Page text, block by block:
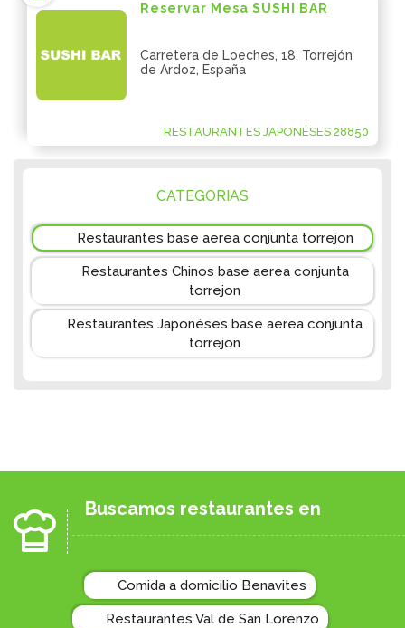
Reservar Mesa SUSHI BAR
Carretera de Loeches, 18, Torrejón
de Ardoz, España
RESTAURANTES JAPONÉSES 28850
CATEGORIAS
Restaurantes base aerea conjunta torrejon
Restaurantes Chinos base aerea conjunta
torrejon
Restaurantes Japonéses base aerea conjunta
torrejon
Buscamos restaurantes en
Comida a domicilio Benavites
Restaurantes Val de San Lorenzo